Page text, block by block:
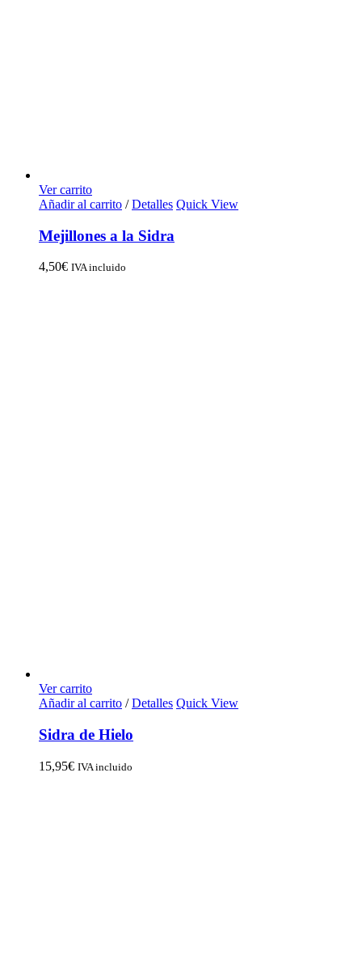
Ver carrito
Añadir al carrito / Detalles Quick View
Mejillones a la Sidra
4,50€ IVA incluido
Ver carrito
Añadir al carrito / Detalles Quick View
Sidra de Hielo
15,95€ IVA incluido